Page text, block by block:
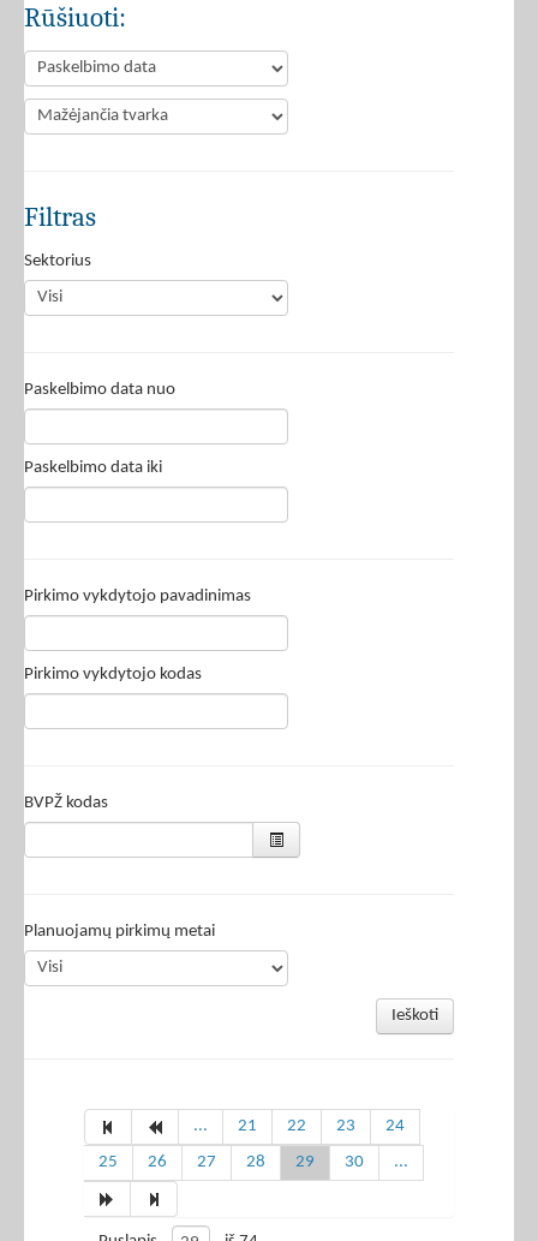
Rūšiuoti:
Filtras
Sektorius
Paskelbimo data nuo
Paskelbimo data iki
Pirkimo vykdytojo pavadinimas
Pirkimo vykdytojo kodas
BVPŽ kodas
Planuojamų pirkimų metai
Ieškoti
... 21 22 23
24
25
26 27 28 29 30 ...